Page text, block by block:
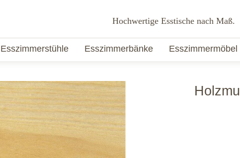
Hochwertige Esstische nach Maß.
Esszimmerstühle Esszimmerbänke Esszimmermöbel